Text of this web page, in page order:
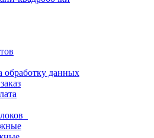
обработку данных